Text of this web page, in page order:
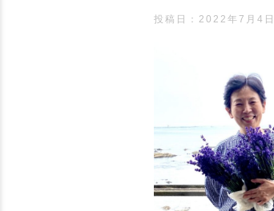
投稿日： 2022年7月4日